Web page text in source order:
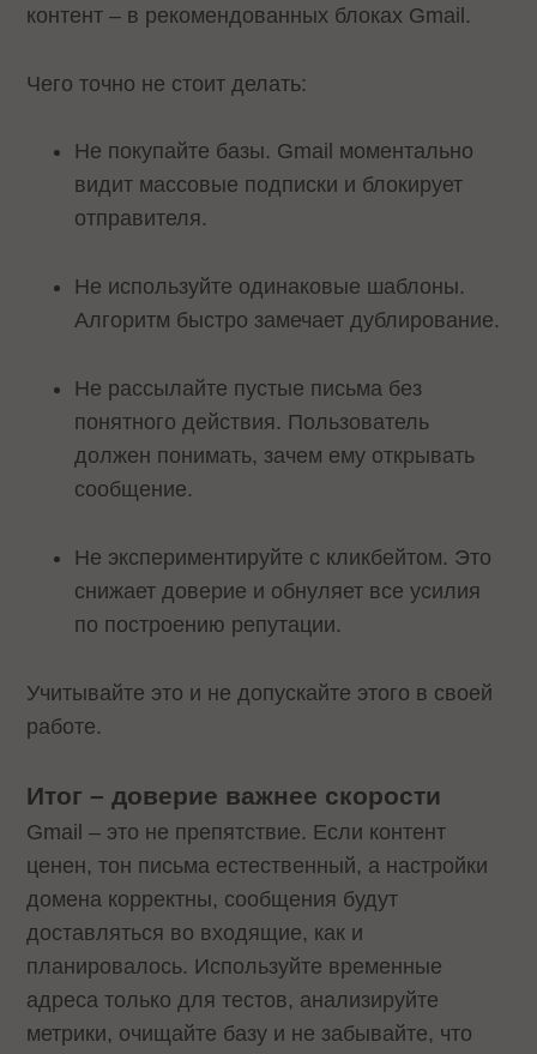
контент – в рекомендованных блоках Gmail.
Чего точно не стоит делать:
Не покупайте базы. Gmail моментально
видит массовые подписки и блокирует
отправителя.
Не используйте одинаковые шаблоны.
Алгоритм быстро замечает дублирование.
Не рассылайте пустые письма без
понятного действия. Пользователь
должен понимать, зачем ему открывать
сообщение.
Не экспериментируйте с кликбейтом. Это
снижает доверие и обнуляет все усилия
по построению репутации.
Учитывайте это и не допускайте этого в своей
работе.
Итог – доверие важнее скорости
Gmail – это не препятствие. Если контент
ценен, тон письма естественный, а настройки
домена корректны, сообщения будут
доставляться во входящие, как и
планировалось. Используйте временные
адреса только для тестов, анализируйте
метрики, очищайте базу и не забывайте, что